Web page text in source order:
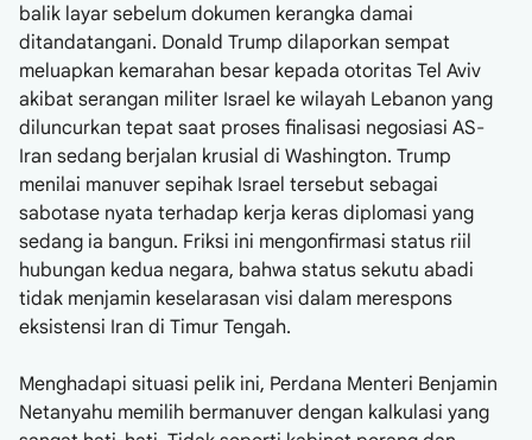
balik layar sebelum dokumen kerangka damai
ditandatangani. Donald Trump dilaporkan sempat
meluapkan kemarahan besar kepada otoritas Tel Aviv
akibat serangan militer Israel ke wilayah Lebanon yang
diluncurkan tepat saat proses finalisasi negosiasi AS-
Iran sedang berjalan krusial di Washington. Trump
menilai manuver sepihak Israel tersebut sebagai
sabotase nyata terhadap kerja keras diplomasi yang
sedang ia bangun. Friksi ini mengonfirmasi status riil
hubungan kedua negara, bahwa status sekutu abadi
tidak menjamin keselarasan visi dalam merespons
eksistensi Iran di Timur Tengah.
Menghadapi situasi pelik ini, Perdana Menteri Benjamin
Netanyahu memilih bermanuver dengan kalkulasi yang